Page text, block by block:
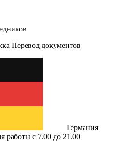
Перевод документов
Германия
работы с 7.00 до 21.00